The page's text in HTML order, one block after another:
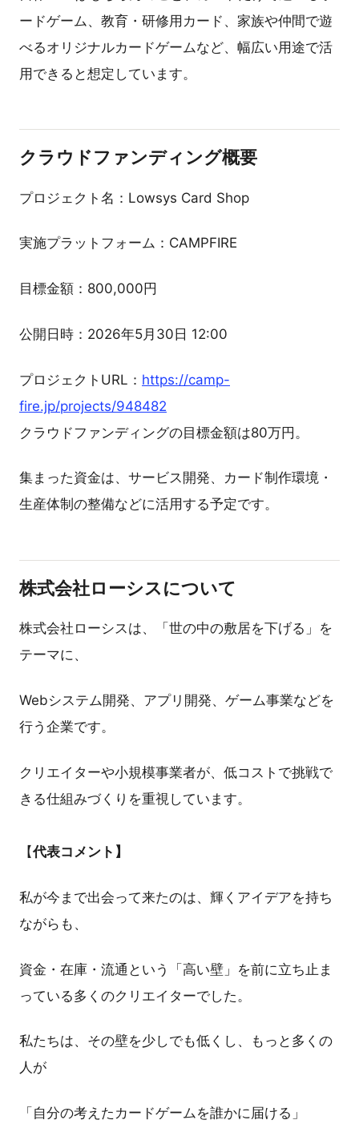
ードゲーム、教育・研修用カード、家族や仲間で遊
べるオリジナルカードゲームなど、幅広い用途で活
用できると想定しています。
クラウドファンディング概要
プロジェクト名：Lowsys Card Shop
実施プラットフォーム：CAMPFIRE
目標金額：800,000円
公開日時：2026年5月30日 12:00
プロジェクトURL： https://camp-
fire.jp/projects/948482
クラウドファンディングの目標金額は80万円。
集まった資金は、サービス開発、カード制作環境・
生産体制の整備などに活用する予定です。
株式会社ローシスについて
株式会社ローシスは、「世の中の敷居を下げる」を
テーマに、
Webシステム開発、アプリ開発、ゲーム事業などを
行う企業です。
クリエイターや小規模事業者が、低コストで挑戦で
きる仕組みづくりを重視しています。
【代表コメント】
私が今まで出会って来たのは、輝くアイデアを持ち
ながらも、
資金・在庫・流通という「高い壁」を前に立ち止ま
っている多くのクリエイターでした。
私たちは、その壁を少しでも低くし、もっと多くの
人が
「自分の考えたカードゲームを誰かに届ける」